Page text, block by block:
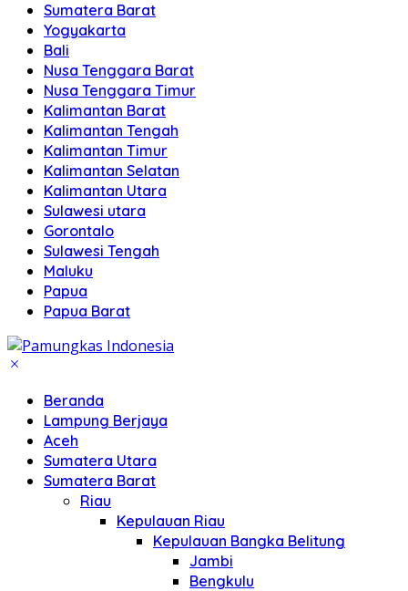
Sumatera Barat
Yogyakarta
Bali
Nusa Tenggara Barat
Nusa Tenggara Timur
Kalimantan Barat
Kalimantan Tengah
Kalimantan Timur
Kalimantan Selatan
Kalimantan Utara
Sulawesi utara
Gorontalo
Sulawesi Tengah
Maluku
Papua
Papua Barat
Beranda
Lampung Berjaya
Aceh
Sumatera Utara
Sumatera Barat
Riau
Kepulauan Riau
Kepulauan Bangka Belitung
Jambi
Bengkulu